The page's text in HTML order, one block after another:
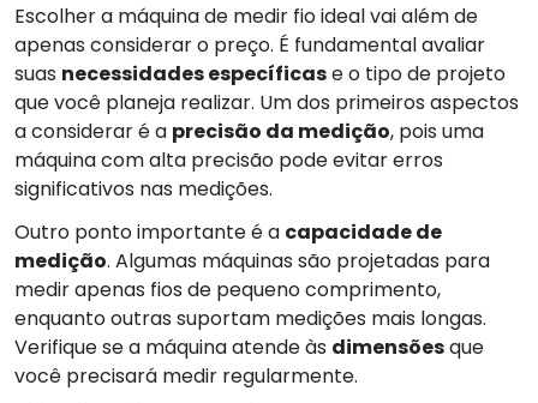
Escolher a máquina de medir fio ideal vai além de
apenas considerar o preço. É fundamental avaliar
suas necessidades específicase o tipo de projeto
que você planeja realizar. Um dos primeiros aspectos
a considerar é a precisão da medição, pois uma
máquina com alta precisão pode evitar erros
significativos nas medições.
Outro ponto importante é a capacidade de
medição. Algumas máquinas são projetadas para
medir apenas fios de pequeno comprimento,
enquanto outras suportam medições mais longas.
Verifique se a máquina atende às dimensõesque
você precisará medir regularmente.